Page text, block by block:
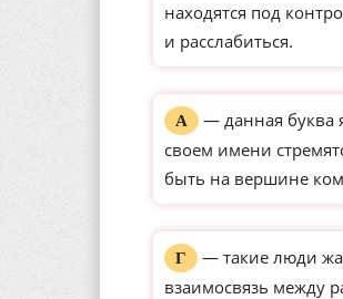
находятся под
и расслабиться.
А
— данная буква
своем имени
быть на вершине
Г
— такие люди
взаимосвязь между